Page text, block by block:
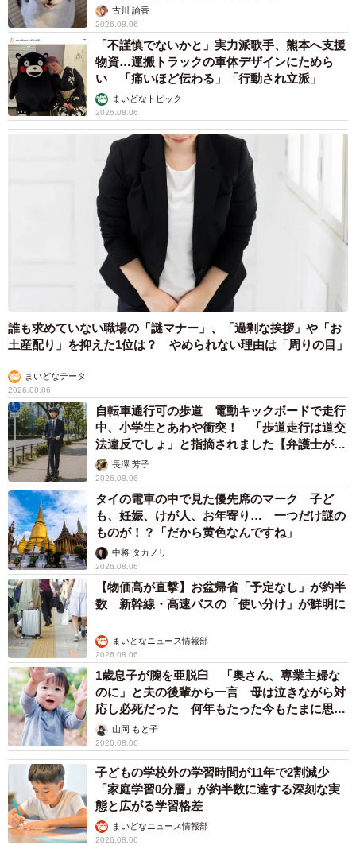
古川 諭香
2026.08.06
「不謹慎でないかと」実力派歌手、熊本へ支援
物資…運搬トラックの車体デザインにためら
い 「痛いほど伝わる」「行動され立派」
まいどなトピック
2026.08.06
誰も求めていない職場の「謎マナー」、「過剰な挨拶」や「お
土産配り」を抑えた1位は？ やめられない理由は「周りの目」
まいどなデータ
2026.08.06
自転車通行可の歩道 電動キックボードで走行
中、小学生とあわや衝突！ 「歩道走行は道交
法違反でしょ」と指摘されました【弁護士が解
説】長澤 芳子
2026.08.06
タイの電車の中で見た優先席のマーク 子ど
も、妊娠、けが人、お年寄り… 一つだけ謎の
ものが！？「だから黄色なんですね」
中将 タカノリ
2026.08.06
【物価高が直撃】お盆帰省「予定なし」が約半
数 新幹線・高速バスの「使い分け」が鮮明に
まいどなニュース情報部
2026.08.06
1歳息子が腕を亜脱臼 「奥さん、専業主婦な
のに」と夫の後輩から一言 母は泣きながら対
応し必死だった 何年もたった今もたまに思い
出し…山岡 もと子
2026.08.06
子どもの学校外の学習時間が11年で2割減少
「家庭学習0分層」が約半数に達する深刻な実
態と広がる学習格差
まいどなニュース情報部
2026.08.06